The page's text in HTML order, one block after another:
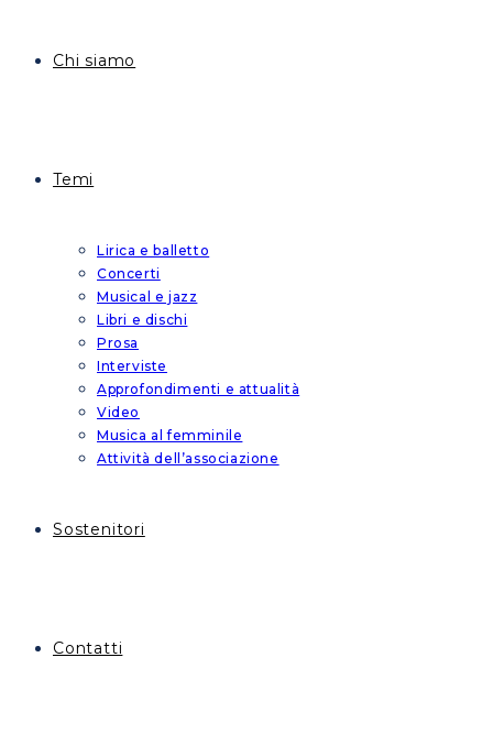
Chi siamo
Temi
Lirica e balletto
Concerti
Musical e jazz
Libri e dischi
Prosa
Interviste
Approfondimenti e attualità
Video
Musica al femminile
Attività dell’associazione
Sostenitori
Contatti